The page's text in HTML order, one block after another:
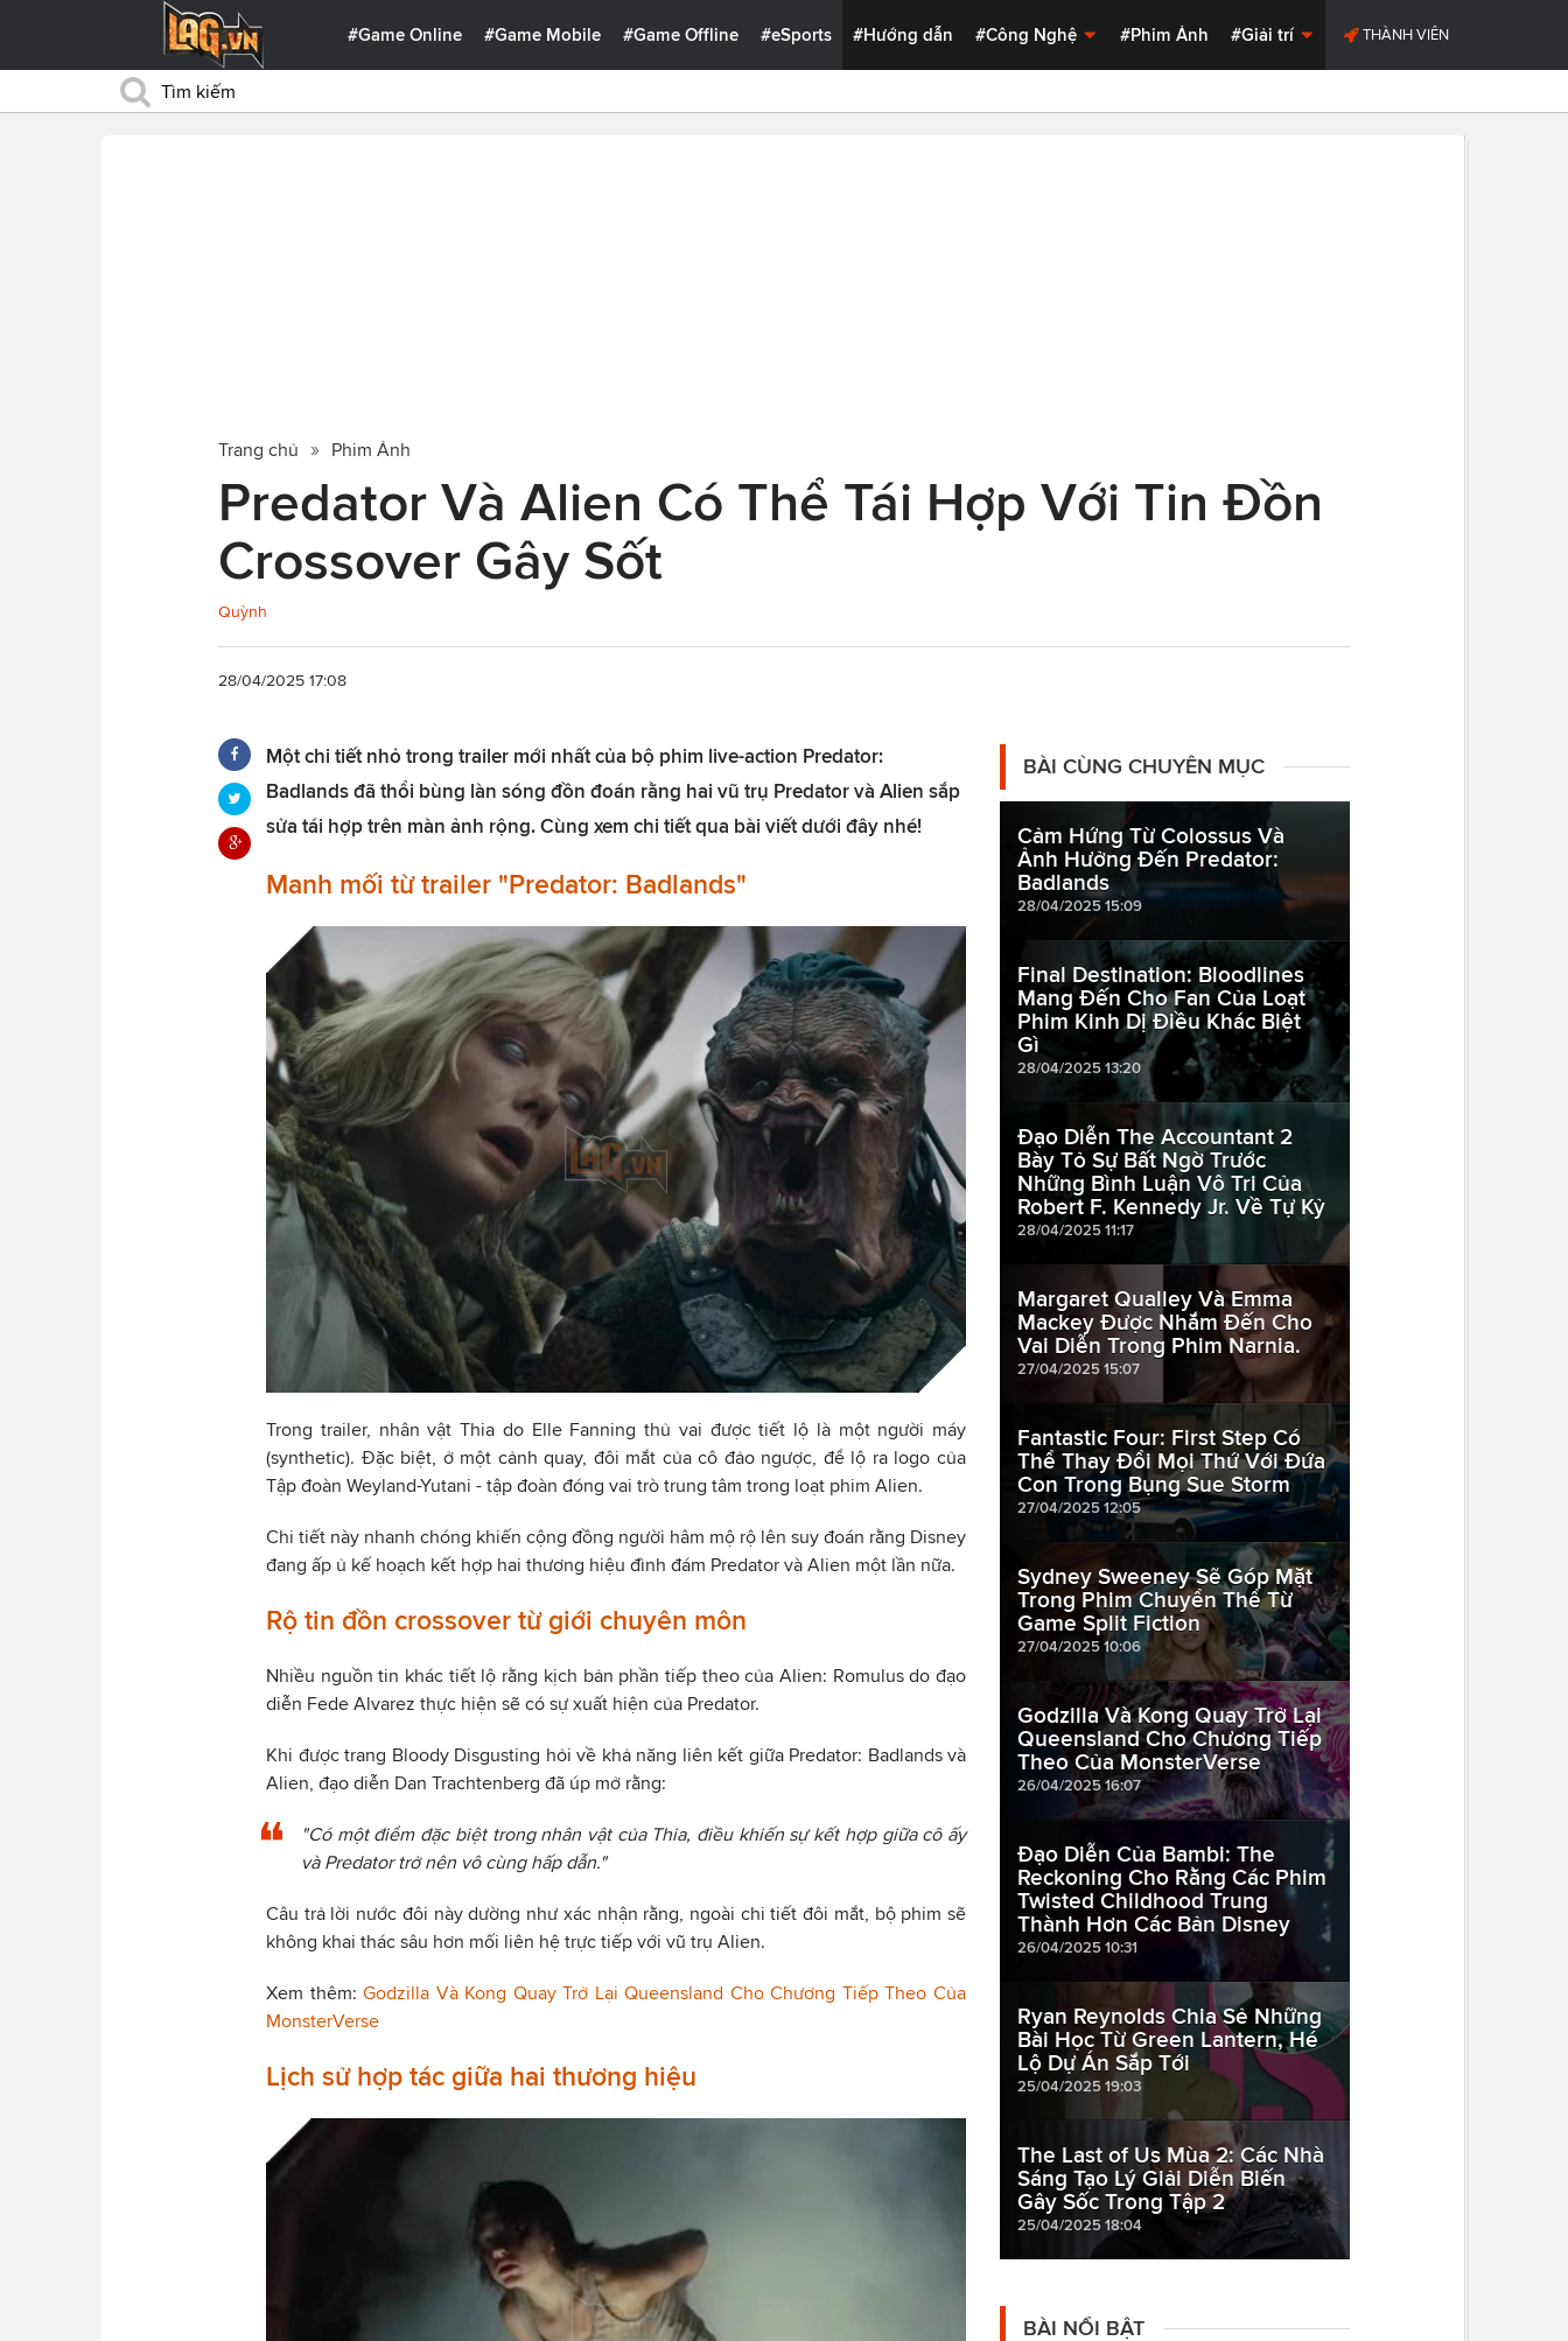
#Game Online #Game Mobile #Game Offline #eSports #Hướng dẫn #Công Nghệ #Phim Ảnh #Giải trí THÀNH VIÊN
Trang chủ Phim Ảnh
Predator Và Alien Có Thể Tái Hợp Với Tin Đồn
Crossover Gây Sốt
Quỳnh
28/04/2025 17:08
Một chi tiết nhỏ trong trailer mới nhất của bộ phim live-action Predator:
Badlands đã thổi bùng làn sóng đồn đoán rằng hai vũ trụ Predator và Alien sắp
sửa tái hợp trên màn ảnh rộng. Cùng xem chi tiết qua bài viết dưới đây nhé!
Manh mối từ trailer "Predator: Badlands"
Trong trailer, nhân vật Thia do Elle Fanning thủ vai được tiết lộ là một người máy
(synthetic). Đặc biệt, ở một cảnh quay, đôi mắt của cô đảo ngược, để lộ ra logo của
Tập đoàn Weyland-Yutani - tập đoàn đóng vai trò trung tâm trong loạt phim Alien.
Chi tiết này nhanh chóng khiến cộng đồng người hâm mộ rộ lên suy đoán rằng Disney
đang ấp ủ kế hoạch kết hợp hai thương hiệu đình đám Predator và Alien một lần nữa.
Rộ tin đồn crossover từ giới chuyên môn
Nhiều nguồn tin khác tiết lộ rằng kịch bản phần tiếp theo của Alien: Romulus do đạo
diễn Fede Alvarez thực hiện sẽ có sự xuất hiện của Predator.
Khi được trang Bloody Disgusting hỏi về khả năng liên kết giữa Predator: Badlands và
Alien, đạo diễn Dan Trachtenberg đã úp mở rằng:
"Có một điểm đặc biệt trong nhân vật của Thia, điều khiến sự kết hợp giữa cô ấy
và Predator trở nên vô cùng hấp dẫn."
Câu trả lời nước đôi này dường như xác nhận rằng, ngoài chi tiết đôi mắt, bộ phim sẽ
không khai thác sâu hơn mối liên hệ trực tiếp với vũ trụ Alien.
Xem thêm:Godzilla Và Kong Quay Trở Lại Queensland Cho Chương Tiếp Theo Của
MonsterVerse
Lịch sử hợp tác giữa hai thương hiệu
BÀI CÙNG CHUYÊN MỤC
Cảm Hứng Từ Colossus Và
Ảnh Hưởng Đến Predator:
Badlands
28/04/2025 15:09
Final Destination: Bloodlines
Mang Đến Cho Fan Của Loạt
Phim Kinh Dị Điều Khác Biệt
Gì
28/04/2025 13:20
Đạo Diễn The Accountant 2
Bày Tỏ Sự Bất Ngờ Trước
Những Bình Luận Vô Tri Của
Robert F. Kennedy Jr. Về Tự Kỷ
28/04/2025 11:17
Margaret Qualley Và Emma
Mackey Được Nhắm Đến Cho
Vai Diễn Trong Phim Narnia.
27/04/2025 15:07
Fantastic Four: First Step Có
Thể Thay Đổi Mọi Thứ Với Đứa
Con Trong Bụng Sue Storm
27/04/2025 12:05
Sydney Sweeney Sẽ Góp Mặt
Trong Phim Chuyển Thể Từ
Game Split Fiction
27/04/2025 10:06
Godzilla Và Kong Quay Trở Lại
Queensland Cho Chương Tiếp
Theo Của MonsterVerse
26/04/2025 16:07
Đạo Diễn Của Bambi: The
Reckoning Cho Rằng Các Phim
Twisted Childhood Trung
Thành Hơn Các Bản Disney
26/04/2025 10:31
Ryan Reynolds Chia Sẻ Những
Bài Học Từ Green Lantern, Hé
Lộ Dự Án Sắp Tới
25/04/2025 19:03
The Last of Us Mùa 2: Các Nhà
Sáng Tạo Lý Giải Diễn Biến
Gây Sốc Trong Tập 2
25/04/2025 18:04
BÀI NỔI BẬT